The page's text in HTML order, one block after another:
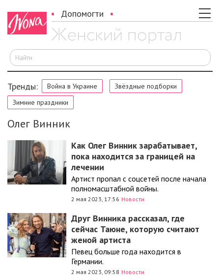
Допомогти
Тренды: Война в Украине
Звёздные подборки
Зимние праздники
Олег Винник
Как Олег Винник зарабатывает,
пока находится за границей на
лечении
Артист пропал с соцсетей после начала
полномасштабной войны.
2 мая 2023, 17:56 Новости
Друг Винника рассказал, где
сейчас Таюне, которую считают
женой артиста
Певец больше года находится в
Германии.
2 мая 2023, 09:58 Новости